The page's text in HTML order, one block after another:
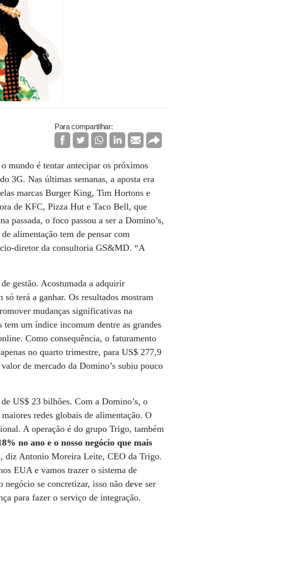
Para compartilhar:
mundo é tentar antecipar os próximos
3G. Nas últimas semanas, a aposta era
marcas Burger King, Tim Hortons e
de KFC, Pizza Hut e Taco Bell, que
passada, o foco passou a ser a Domino’s,
alimentação tem de pensar com
diretor da consultoria GS&MD. “A
gestão. Acostumada a adquirir
só terá a ganhar. Os resultados mostram
mudanças significativas na
um índice incomum dentre as grandes
Como consequência, o faturamento
no quarto trimestre, para US$ 277,9
de mercado da Domino’s subiu pouco
US$ 23 bilhões. Com a Domino’s, o
redes globais de alimentação. O
A operação é do grupo Trigo, também
no ano e o nosso negócio que mais
, diz Antonio Moreira Leite, CEO da Trigo.
EUA e vamos trazer o sistema de
se concretizar, isso não deve ser
para fazer o serviço de integração.